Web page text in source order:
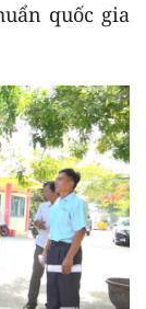
quốc gia